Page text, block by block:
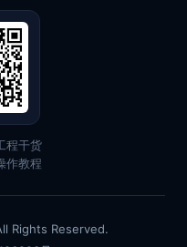
程干货
作教程
Rights Reserved.